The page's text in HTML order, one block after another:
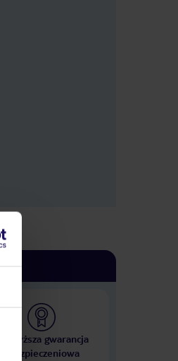
Najwyższa gwarancja
ubezpieczeniowa